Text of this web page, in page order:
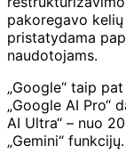
pakoregavo
pristatydama
naudotojams.
„Google“ taip
„Google AI Pro“
AI Ultra“ – nuo
„Gemini“ funkcijų.